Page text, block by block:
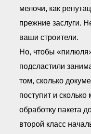
мелочи, как
прежние заслуги.
ваши строители.
Но, чтобы
подсластили
том, сколько
поступит и сколько
обработку пакета
второй класс